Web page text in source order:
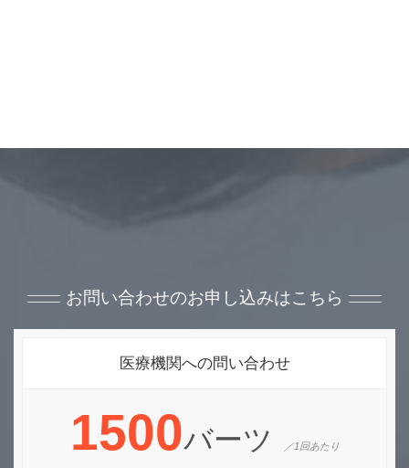
お問い合わせのお申し込みはこちら
医療機関への問い合わせ
1500バーツ ／1回あたり